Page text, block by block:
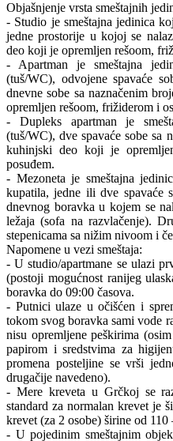
Objašnjenje vrsta smeštajnih
- Studio je smeštajna jedinica
jedne prostorije u kojoj se
deo koji je opremljen rešoom,
- Apartman je smeštajna
(tuš/WC), odvojene spavaće
dnevne sobe sa naznačenim
opremljen rešoom, frižiderom i
- Dupleks apartman je
(tuš/WC), dve spavaće sobe sa
kuhinjski deo koji je
posuđem.
- Mezoneta je smeštajna
kupatila, jedne ili dve spavaće
dnevnog boravka u kojem se
ležaja (sofa na razvlačenje).
stepenicama sa nižim nivoom i
Napomene u vezi smeštaja:
- U studio/apartmane se ulazi
(postoji mogućnost ranijeg
boravka do 09:00 časova.
- Putnici ulaze u očišćen i
tokom svog boravka sami vode
nisu opremljene peškirima
papirom i sredstvima za
promena posteljine se vrši
drugačije navedeno).
- Mere kreveta u Grčkoj se
standard za normalan krevet je
krevet (za 2 osobe) širine od 110
- U pojedinim smeštajnim